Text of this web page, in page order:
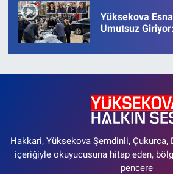
Yüksekova
Umutsuz
Hakkari, Yüksekova Şemdinli, Çukurca,
içeriğiyle okuyucusuna hitap eden,
pencere